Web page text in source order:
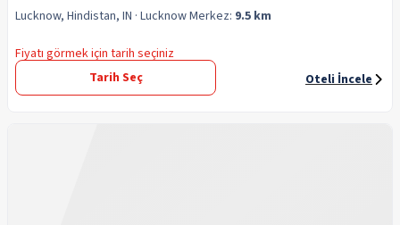
Lucknow, Hindistan, IN · LucknowMerkez: 9.5 km
Fiyatı görmek için tarih seçiniz
Tarih Seç
Oteli İncele